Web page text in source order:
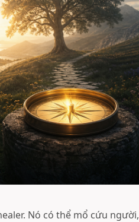
Nó có thể mổ cứu người,